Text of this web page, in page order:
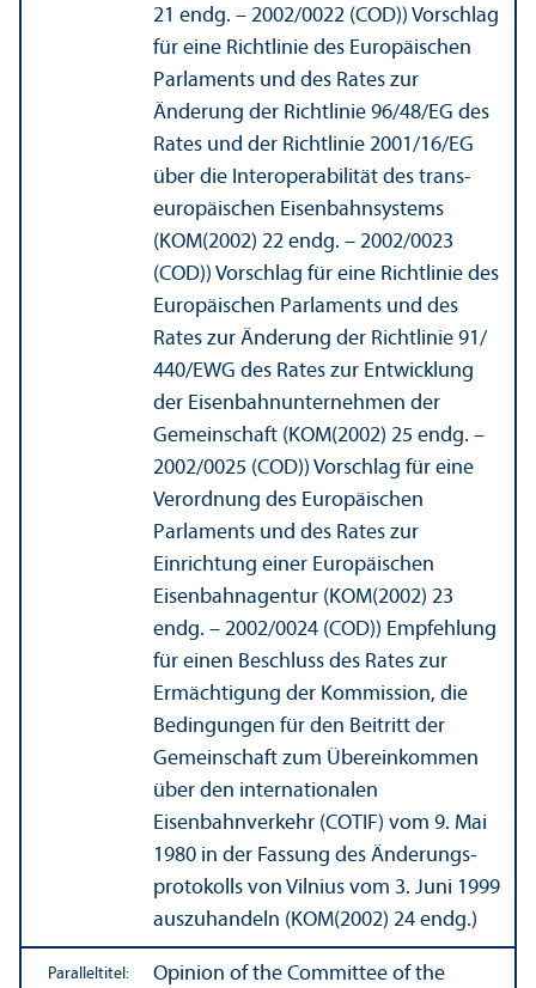
21 endg. – 2002/0022 (COD)) Vorschlag
für eine Richtlinie des Europäischen
Parlaments und des Rates zur
Änderung der Richtlinie 96/48/EG des
Rates und der Richtlinie 2001/16/EG
über die Interoperabilität des trans­
europäischen Eisenbahn­systems
(KOM(2002) 22 endg. – 2002/0023
(COD)) Vorschlag für eine Richtlinie des
Europäischen Parlaments und des
Rates zur Änderung der Richtlinie 91/
440/EWG des Rates zur Entwicklung
der Eisenbahn­unter­nehmen der
Gemeinschaft (KOM(2002) 25 endg. –
2002/0025 (COD)) Vorschlag für eine
Verordnung des Europäischen
Parlaments und des Rates zur
Einrichtung einer Europäischen
Eisenbahnagentur (KOM(2002) 23
endg. – 2002/0024 (COD)) Empfehlung
für einen Beschluss des Rates zur
Ermächtigung der Kommission, die
Bedingungen für den Beitritt der
Gemeinschaft zum Über­einkommen
über den internationalen
Eisenbahnverkehr (COTIF) vom 9. Mai
1980 in der Fassung des Änderungs­
protokolls von Vilnius vom 3. Juni 1999
auszuhandeln (KOM(2002) 24 endg.)
Paralleltitel:
Opinion of the Committee of the